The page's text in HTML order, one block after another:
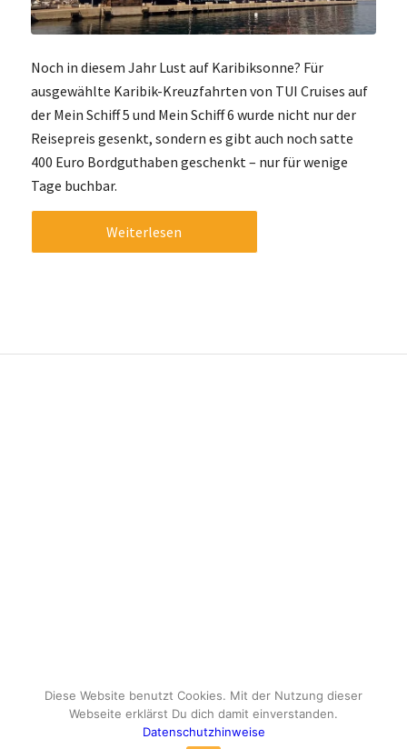
Noch in diesem Jahr Lust auf Karibiksonne? Für
ausgewählte Karibik-Kreuzfahrten von TUI Cruises auf
der Mein Schiff 5 und Mein Schiff 6 wurde nicht nur der
Reisepreis gesenkt, sondern es gibt auch noch satte
400 Euro Bordguthaben geschenkt – nur für wenige
Tage buchbar.
Weiterlesen
Diese Website benutzt Cookies. Mit der Nutzung dieser
Webseite erklärst Du dich damit einverstanden.
Datenschutzhinweise